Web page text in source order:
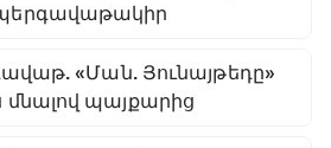
«Ման. Յունայթեդը»
պայքարից